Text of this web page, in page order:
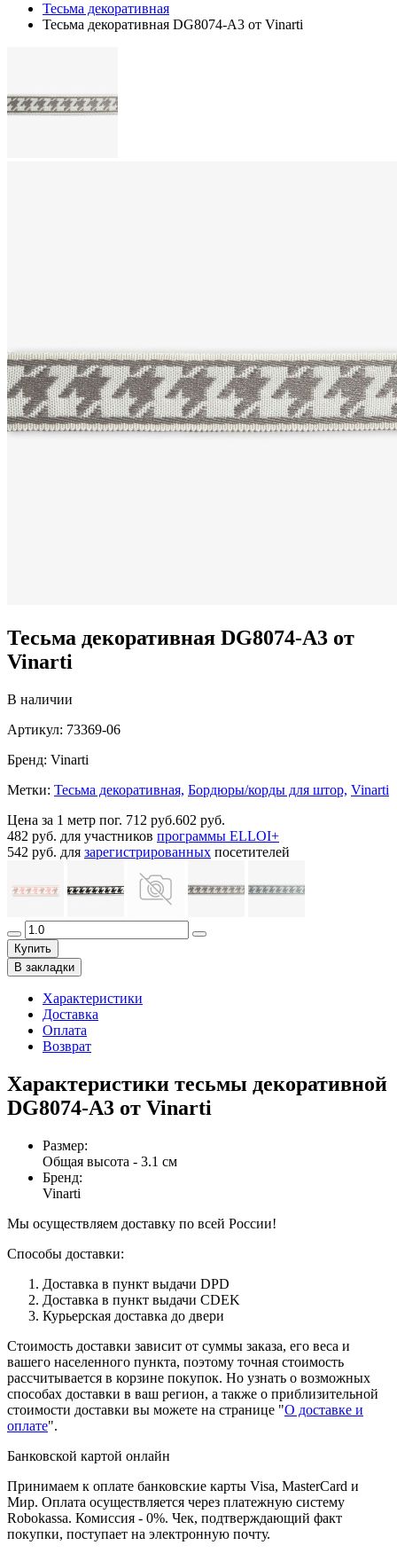
Тесьма декоративная
Тесьма декоративная DG8074-A3 от Vinarti
Тесьма декоративная DG8074-A3 от
Vinarti
В наличии
Артикул: 73369-06
Бренд: Vinarti
Метки: Тесьма декоративная, Бордюры/корды для штор, Vinarti
Цена за 1 метр пог. 712 руб.602 руб.
482 руб. для участников программы ELLOI+
542 руб. для зарегистрированных посетителей
Купить
В закладки
Характеристики
Доставка
Оплата
Возврат
Характеристики тесьмы декоративной
DG8074-A3 от Vinarti
Размер:
Общая высота - 3.1 см
Бренд:
Vinarti
Мы осуществляем доставку по всей России!
Способы доставки:
Доставка в пункт выдачи DPD
Доставка в пункт выдачи CDEK
Курьерская доставка до двери
Стоимость доставки зависит от суммы заказа, его веса и
вашего населенного пункта, поэтому точная стоимость
рассчитывается в корзине покупок. Но узнать о возможных
способах доставки в ваш регион, а также о приблизительной
стоимости доставки вы можете на странице "О доставке и
оплате".
Банковской картой онлайн
Принимаем к оплате банковские карты Visa, MasterCard и
Мир. Оплата осуществляется через платежную систему
Robokassa. Комиссия - 0%. Чек, подтверждающий факт
покупки, поступает на электронную почту.